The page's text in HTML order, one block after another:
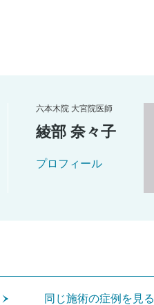
六本木院 大宮院医師
綾部 奈々子
プロフィール
同じ施術の症例を見る